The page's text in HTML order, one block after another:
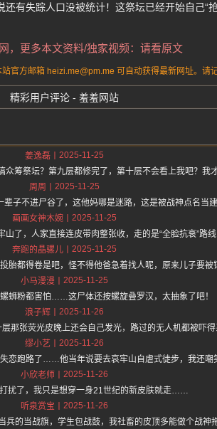
有失踪人口没被统计！这祭坛已经开始自己“抢
，更多本文资料/独家视频：请看原文
官方邮箱 heizi.me@pm.me 可自动获得最新网址。请
精彩用户评论 - 羞羞网站
姜逸磊
2025-11-25
筹祭坛？第九层都修完了，第十层不会看上我吧？我
周周
2025-11-25
子不进尸谷了，这他妈哪是迷路，这是被战神点名当建
画画女神木婉
2025-11-25
了，人家直接连皮带肉整张收，走的是“全脸抗衰”路线
奔跑的晶骡儿
2025-11-25
胎都得卷是吧，怪不得他爸急着找人呢，原来儿子要被
小马漫漫
2025-11-25
蛳粉都害怕……这尸体还按螺旋叠罗汉，太抽象了吧！
浪子辉
2025-11-26
那张荧光皮晚上还会自己发光，路过的无人机都被吓得
缪小艺
2025-11-26
失恋跑路了……他当年说要去哀牢山自虐式徒步，我还
小欣老师
2025-11-26
扰了，我只是想穿一身21世纪的新皮肤就走……
听泉赏宝
2025-11-26
兵的当战旗，学生包战鼓，我社畜的皮顶多能做个战神